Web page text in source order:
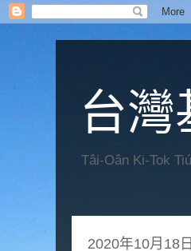
台
Tâi-Oân Ki-Tok
2020年10月18